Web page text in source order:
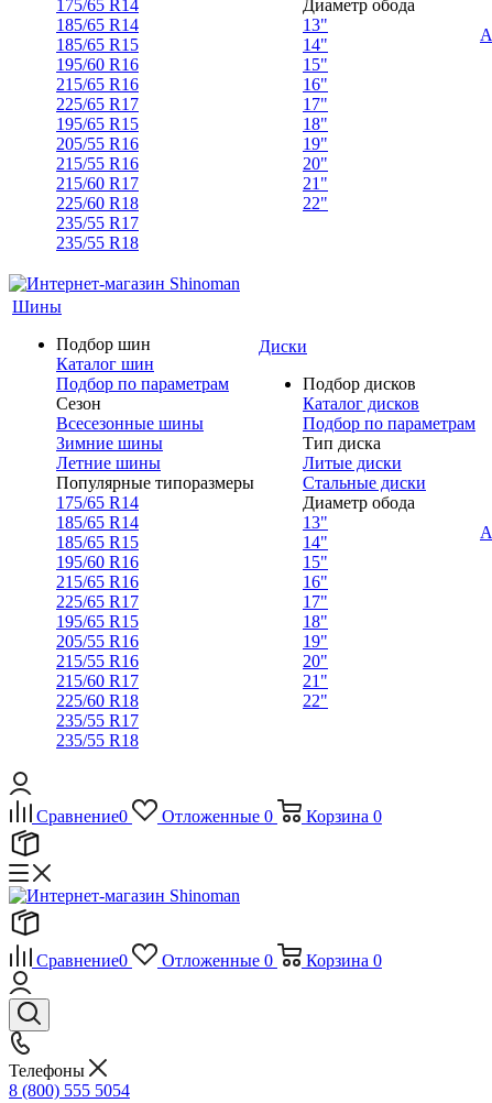
175/65 R14
185/65 R14
185/65 R15
195/60 R16
215/65 R16
225/65 R17
195/65 R15
205/55 R16
215/55 R16
215/60 R17
225/60 R18
235/55 R17
235/55 R18
Диаметр обода
13"
14"
15"
16"
17"
18"
19"
20"
21"
22"
Шины
Подбор шин
Каталог шин
Подбор по параметрам
Сезон
Всесезонные шины
Зимние шины
Летние шины
Популярные типоразмеры
175/65 R14
185/65 R14
185/65 R15
195/60 R16
215/65 R16
225/65 R17
195/65 R15
205/55 R16
215/55 R16
215/60 R17
225/60 R18
235/55 R17
235/55 R18
Диски
Подбор дисков
Каталог дисков
Подбор по параметрам
Тип диска
Литые диски
Стальные диски
Диаметр обода
13"
14"
15"
16"
17"
18"
19"
20"
21"
22"
Сравнение0 Отложенные 0 Корзина 0
Сравнение0 Отложенные 0 Корзина 0
Телефоны
8 (800) 555 5054